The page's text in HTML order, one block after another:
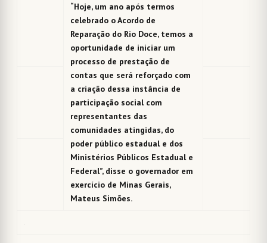
“Hoje, um ano após termos
celebrado o Acordo de
Reparação do Rio Doce, temos a
oportunidade de iniciar um
processo de prestação de
contas que será reforçado com
a criação dessa instância de
participação social com
representantes das
comunidades atingidas, do
poder público estadual e dos
Ministérios Públicos Estadual e
Federal”, disse o governador em
exercício de Minas Gerais,
Mateus Simões.